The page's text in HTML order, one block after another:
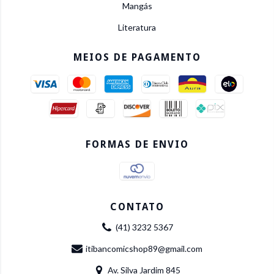
Mangás
Literatura
MEIOS DE PAGAMENTO
FORMAS DE ENVIO
CONTATO
(41) 3232 5367
itibancomicshop89@gmail.com
Av. Silva Jardim 845